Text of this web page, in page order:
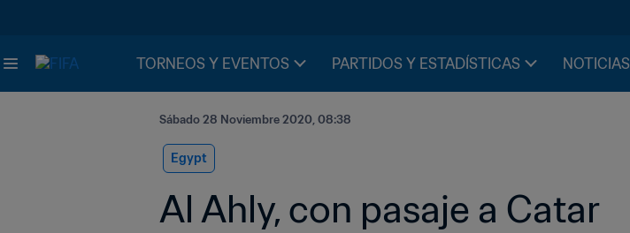
TORNEOS Y EVENTOS PARTIDOS Y ESTADÍSTICAS NOTICIAS
Sábado 28 Noviembre 2020, 08:38
Egypt
Al Ahly, con pasaje a Catar